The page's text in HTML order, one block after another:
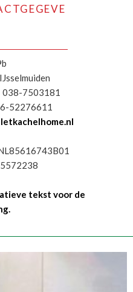
038-7503181
52276611